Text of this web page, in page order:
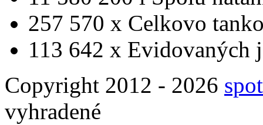
257 570 x Celkovo
113 642 x Evidovaných
Copyright 2012 - 2026
vyhradené